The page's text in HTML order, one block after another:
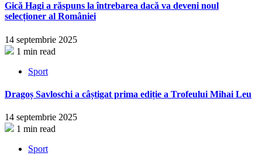
Gică Hagi a răspuns la întrebarea dacă va deveni noul
selecționer al României
14 septembrie 2025
1 min read
Sport
Dragoș Savloschi a câștigat prima ediție a Trofeului Mihai Leu
14 septembrie 2025
1 min read
Sport